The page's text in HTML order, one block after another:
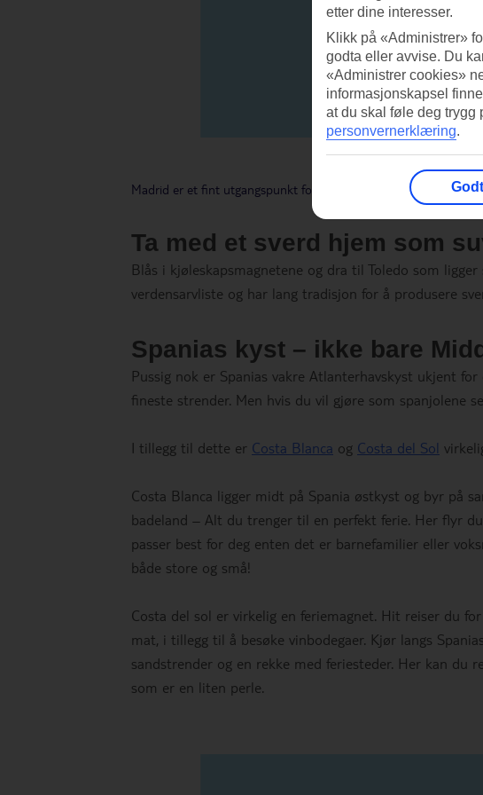
Madrid er et fint utgangspunkt for deg som vil oppleve mer av
Ta med et sverd hjem som
Blås i kjøleskapsmagnetene og dra til Toledo som
verdensarvliste og har lang tradisjon for å produsere
Spanias kyst – ikke bare
Pussig nok er Spanias vakre Atlanterhavskyst ukjent
fineste strender. Men hvis du vil gjøre som spanjolene
I tillegg til dette er Costa Blanca og Costa del Sol
Costa Blanca ligger midt på Spania østkyst og byr på
badeland – Alt du trenger til en perfekt ferie. Her flyr
passer best for deg enten det er barnefamilier eller
både store og små!
Costa del sol er virkelig en feriemagnet. Hit reiser du
mat, i tillegg til å besøke vinbodegaer. Kjør langs
sandstrender og en rekke med feriesteder. Her kan du
som er en liten perle.
etter dine interesser.
Klikk på «Administrer»
godta eller avvise. Du
«Administrer cookies»
informasjonskapsel
at du skal føle deg trygg
personvernerklæring.